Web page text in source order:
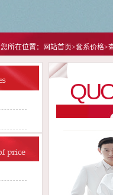
您所在位置：网站首页>套系价格>